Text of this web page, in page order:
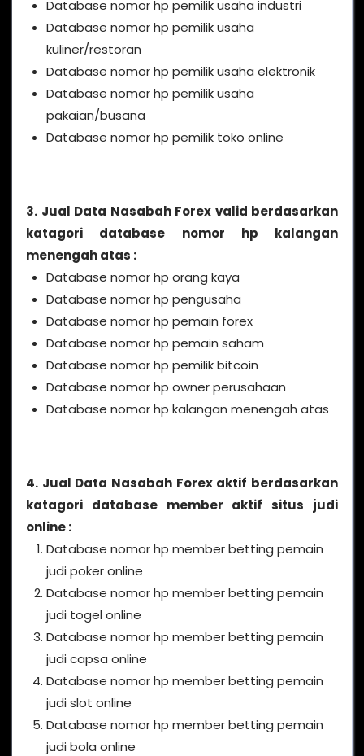
Database nomor hp pemilik usaha industri
Database nomor hp pemilik usaha
kuliner/restoran
Database nomor hp pemilik usaha elektronik
Database nomor hp pemilik usaha
pakaian/busana
Database nomor hp pemilik toko online
3. Jual Data Nasabah Forex valid berdasarkan
katagori database nomor hp kalangan
menengah atas :
Database nomor hp orang kaya
Database nomor hp pengusaha
Database nomor hp pemain forex
Database nomor hp pemain saham
Database nomor hp pemilik bitcoin
Database nomor hp owner perusahaan
Database nomor hp kalangan menengah atas
4. Jual Data Nasabah Forex aktif berdasarkan
katagori database member aktif situs judi
online :
Database nomor hp member betting pemain
judi poker online
Database nomor hp member betting pemain
judi togel online
Database nomor hp member betting pemain
judi capsa online
Database nomor hp member betting pemain
judi slot online
Database nomor hp member betting pemain
judi bola online